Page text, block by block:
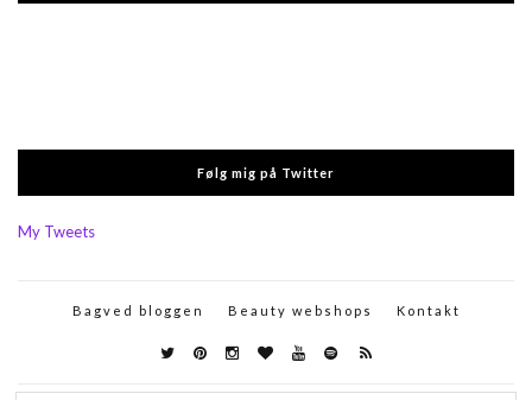
Følg mig på Twitter
My Tweets
Bagved bloggen Beauty webshops Kontakt